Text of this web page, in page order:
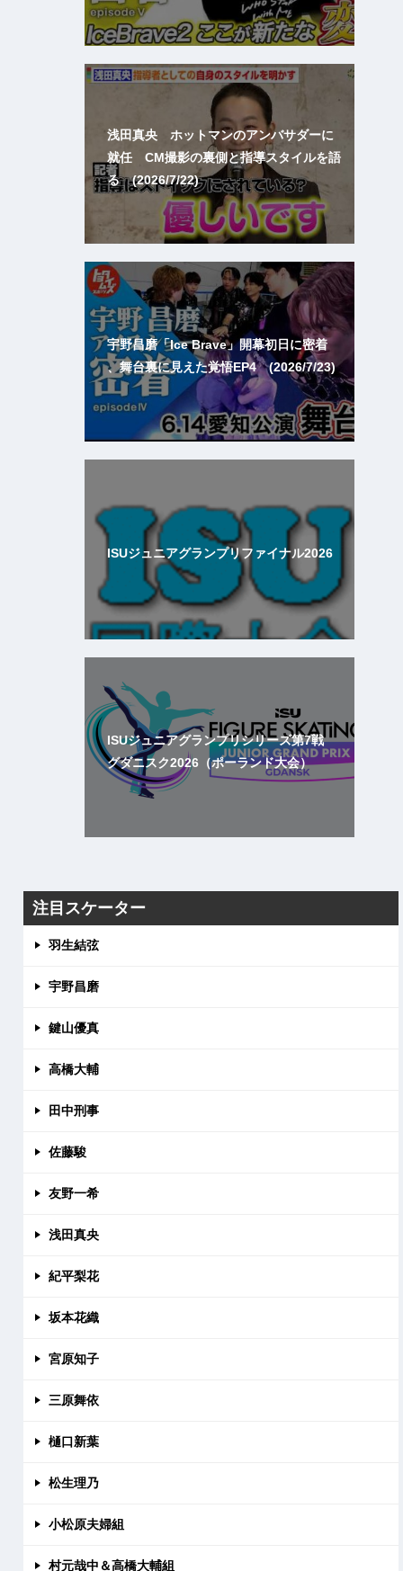
浅田真央 ホットマンのアンバサダーに
就任 CM撮影の裏側と指導スタイルを語
る (2026/7/22)
宇野昌磨「Ice Brave」開幕初日に密着
、舞台裏に見えた覚悟EP4 (2026/7/23)
ISUジュニアグランプリファイナル2026
ISUジュニアグランプリシリーズ第7戦
グダニスク2026（ポーランド大会）
注目スケーター
羽生結弦
宇野昌磨
鍵山優真
高橋大輔
田中刑事
佐藤駿
友野一希
浅田真央
紀平梨花
坂本花織
宮原知子
三原舞依
樋口新葉
松生理乃
小松原夫婦組
村元哉中＆高橋大輔組